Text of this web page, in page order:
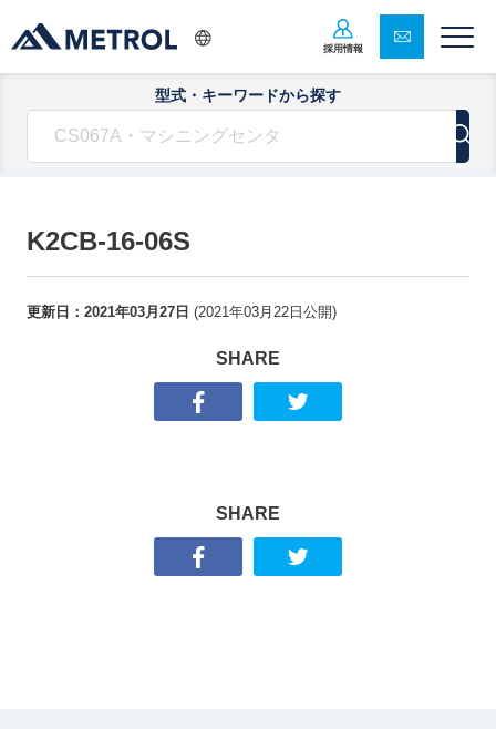
採用情報
型式・キーワードから探す
K2CB-16-06S
更新日： 2021年03月27日 (2021年03月22日 公開)
SHARE
SHARE